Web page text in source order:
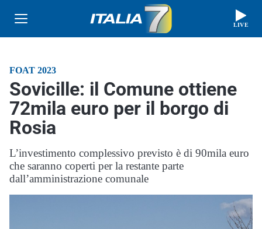
LIVE
FOAT 2023
Sovicille: il Comune ottiene
72mila euro per il borgo di
Rosia
L’investimento complessivo previsto è di 90mila euro
che saranno coperti per la restante parte
dall’amministrazione comunale